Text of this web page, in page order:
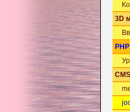
3D
PHP
CMS